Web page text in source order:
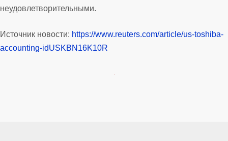
неудовлетворительными.
Источник новости: https://www.reuters.com/article/us-toshiba-
accounting-idUSKBN16K10R